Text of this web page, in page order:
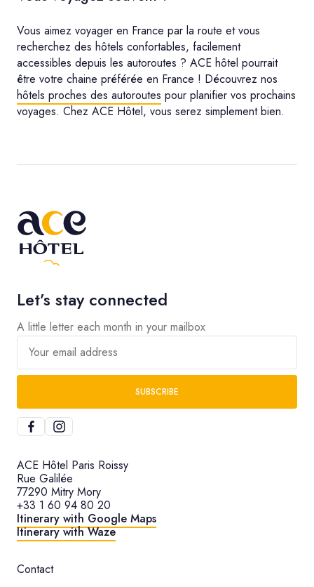
Vous aimez voyager en France par la route et vous
recherchez des hôtels confortables, facilement
accessibles depuis les autoroutes ? ACE hôtel pourrait
être votre chaine préférée en France ! Découvrez nos
hôtels proches des autoroutes pour planifier vos prochains
voyages. Chez ACE Hôtel, vous serez simplement bien.
Let’s stay connected
A little letter each month in your mailbox
Your email address
SUBSCRIBE
ACE Hôtel Paris Roissy
Rue Galilée
77290 Mitry Mory
+33 1 60 94 80 20
Itinerary with Google Maps
Itinerary with Waze
Contact